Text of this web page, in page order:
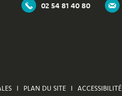
02 54 81 40 80
PLAN DU SITE ACCESSIBILITÉ